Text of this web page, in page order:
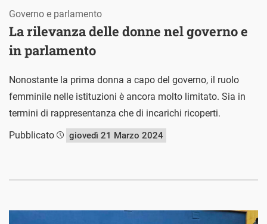
La rilevanza delle donne nel governo e
in parlamento
Governo e parlamento
Nonostante la prima donna a capo del governo, il ruolo
femminile nelle istituzioni è ancora molto limitato. Sia in
termini di rappresentanza che di incarichi ricoperti.
Pubblicato
giovedì 21 Marzo 2024